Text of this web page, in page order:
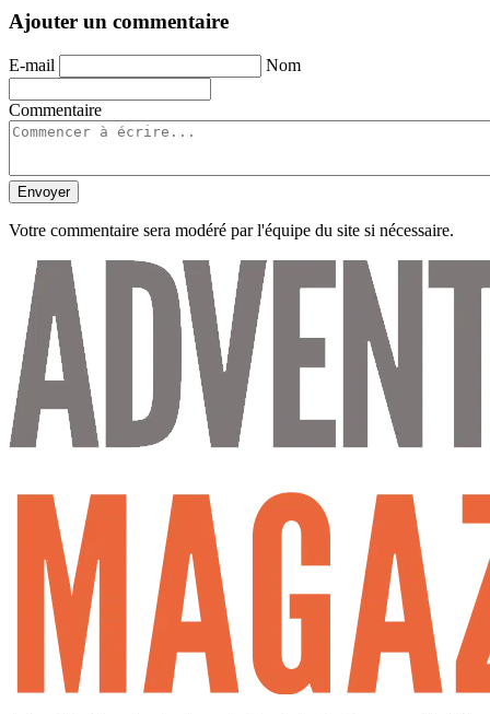
Ajouter un commentaire
E-mail Nom
Commentaire
Envoyer
Votre commentaire sera modéré par l'équipe du site si nécessaire.